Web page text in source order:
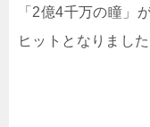
「2億4千万の瞳」
ヒットとなりました